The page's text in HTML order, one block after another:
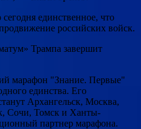
единственное, что
российских войск.
Трампа завершит
марафон "Знание. Первые"
единства. Его
Архангельск, Москва,
Сочи, Томск и Ханты-
партнер марафона.